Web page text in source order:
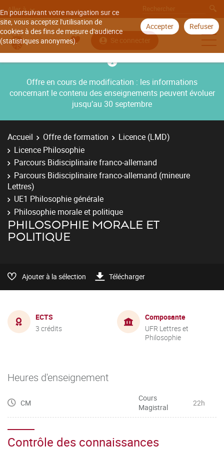
En poursuivant votre navigation sur ce
site, vous acceptez l'utilisation de
cookies à des fins de mesure d'audience
(statistiques anonymes).
Accepter Refuser
Aller à
Se connecter
Offre en cours de modification : les informations
concernant le contenu des enseignements peuvent évoluer
jusqu’au 30 septembre
Accueil Offre de formation
Licence (LMD)
Licence Philosophie
Parcours Bidisciplinaire franco-allemand
Parcours Bidisciplinaire franco-allemand (mineure
Lettres)
UE1 Philosophie générale
Philosophie morale et politique
PHILOSOPHIE MORALE ET
POLITIQUE
Ajouter à la sélection Télécharger
ECTS
3 crédits
Composante
UFR Lettres et
Philosophie
Heures d'enseignement
CM
Cours
Magistral
22h
Contrôle des connaissances